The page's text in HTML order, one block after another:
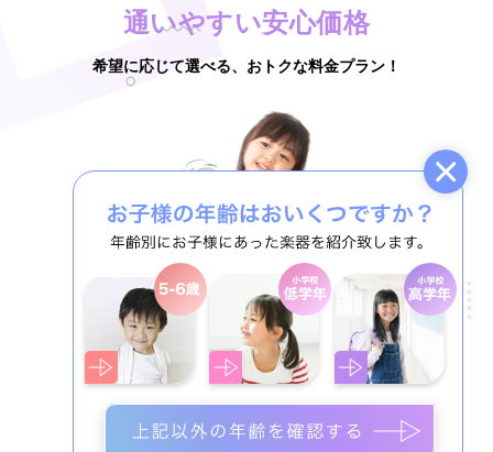
通いやすい安心価格
希望に応じて選べる、おトクな料金プラン！
土日含む全日程OK
平日の夜もOK。
スケジュール自由自在!
17,000 円 （税込）
月々7,740円〜